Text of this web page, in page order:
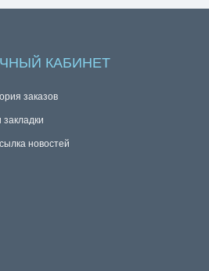
КАБИНЕТ
заказов
закладки
новостей